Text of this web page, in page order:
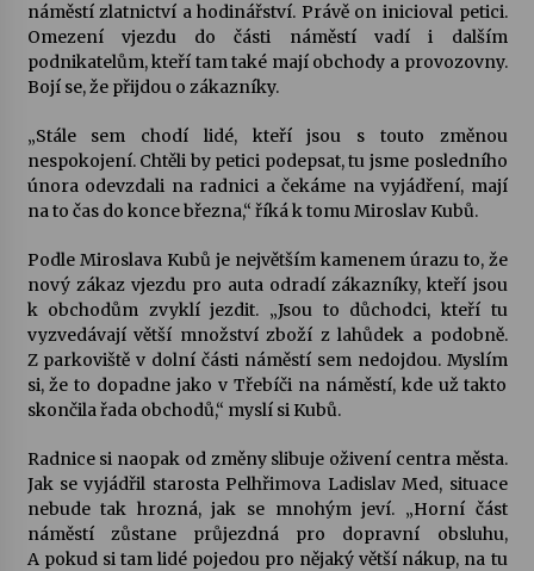
Letní koncerty ve Stromovce: Rufus Miller
22. 7. 2026
Vysočinka
17. 7. 2026
Ozvěny prázdnin
14. 7. 2026
Za kulturou kousek za Humpolec. V Želivě ožije
odkaz Josefa Čapka
13. 7. 2026
Varhanní recitál Michala Novenka v Klášteře
Želiv
3. 7. 2026
náměstí zlatnictví a hodinářství. Právě on inicioval petici.
Omezení vjezdu do části náměstí vadí i dalším
podnikatelům, kteří tam také mají obchody a provozovny.
Bojí se, že přijdou o zákazníky.
„Stále sem chodí lidé, kteří jsou s touto změnou
nespokojení. Chtěli by petici podepsat, tu jsme posledního
února odevzdali na radnici a čekáme na vyjádření, mají
na to čas do konce března,“ říká k tomu Miroslav Kubů.
Podle Miroslava Kubů je největším kamenem úrazu to, že
nový zákaz vjezdu pro auta odradí zákazníky, kteří jsou
k obchodům zvyklí jezdit. „Jsou to důchodci, kteří tu
vyzvedávají větší množství zboží z lahůdek a podobně.
Z parkoviště v dolní části náměstí sem nedojdou. Myslím
si, že to dopadne jako v Třebíči na náměstí, kde už takto
skončila řada obchodů,“ myslí si Kubů.
Radnice si naopak od změny slibuje oživení centra města.
Jak se vyjádřil starosta Pelhřimova Ladislav Med, situace
nebude tak hrozná, jak se mnohým jeví. „Horní část
náměstí zůstane průjezdná pro dopravní obsluhu,
A pokud si tam lidé pojedou pro nějaký větší nákup, na tu